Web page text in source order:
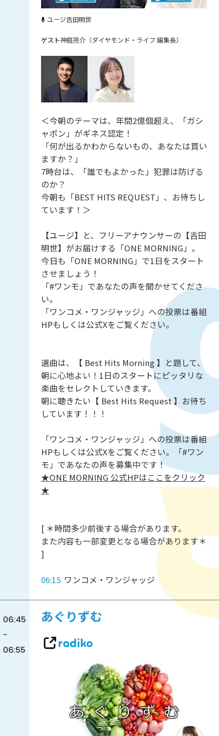
ユージ吉田明世
神庭亮介（ダイヤモンド・ライフ 編集長）
＜今朝のテーマは、年間2億個超え、「ガシ
ャポン」がギネス認定！
「何が出るかわからないもの、あなたは買い
ますか？」
7時台は、「誰でもよかった」犯罪は防げる
のか？
今朝も「BEST HITS REQUEST」、お待ちし
ています！＞
【ユージ】と、フリーアナウンサーの【吉田
明世】がお届けする「ONE MORNING」。
今日も「ONE MORNING」で1日をスタート
させましょう！
「#ワンモ」であなたの声を聞かせてくださ
い。
「ワンコメ・ワンジャッジ」への投票は番組
HPもしくは公式Xをご覧ください。
選曲は、【 Best Hits Morning 】と題して、
朝に心地よい！1日のスタートにピッタリな
楽曲をセレクトしていきます。
朝に聴きたい【 Best Hits Request 】お待ち
しています！！！
「ワンコメ・ワンジャッジ」への投票は番組
HPもしくは公式Xをご覧ください。「#ワン
モ」であなたの声を募集中です！
★ONE MORNING 公式HPはここをクリック
★
[ ＊時間多少前後する場合があります。
また内容も一部変更となる場合があります＊
]
06:15 ワンコメ・ワンジャッジ
06:45
-
06:55
あぐりずむ